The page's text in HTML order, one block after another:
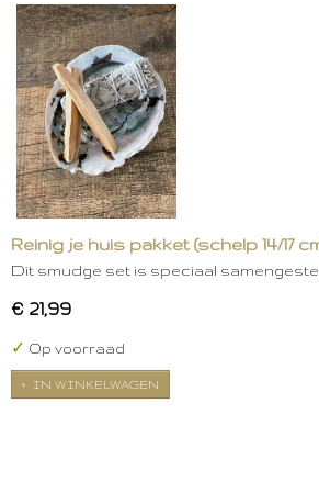
Reinig je huis pakket (schelp 14/17
Dit smudge set is speciaal
€ 21,99
✓ Op voorraad
IN WINKELWAGEN